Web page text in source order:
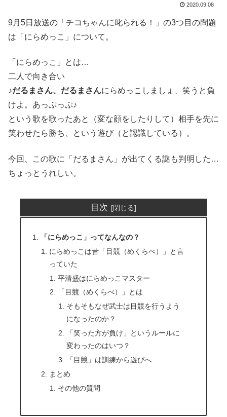
2020.09.08
9月5日放送の「チコちゃんに叱られる！」の3つ目の問題
は「にらめっこ」について。
「にらめっこ」とは…
二人で向き合い
♪だるまさん、だるまさんにらめっこしましょ、笑うと負
けよ。あっぷっぷ♪
という歌を歌ったあと（変な顔をしたりして）相手を先に
笑わせたら勝ち、という遊び（と認識している）。
今回、この歌に「だるまさん」が出てくる謎も判明した…
ちょっとうれしい。
目次
「にらめっこ」ってなんなの？
にらめっこは昔「目競（めくらべ）」と言
っていた
平清盛はにらめっこマスター
「目競（めくらべ）」とは
そもそもなぜ武士は目競を行うよう
になったのか？
「笑った方が負け」というルールに
変わったのはいつ？
「目競」は訓練から遊びへ
まとめ
その他の質問